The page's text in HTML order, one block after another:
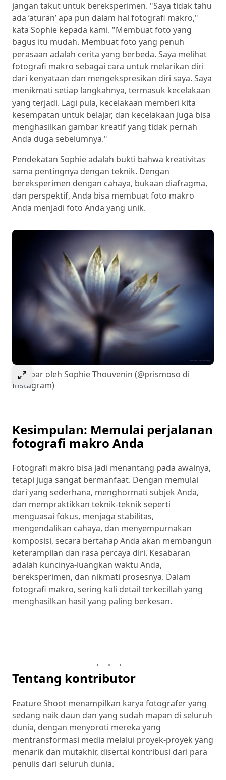
jangan takut untuk bereksperimen. "Saya tidak tahu
ada ’aturan’ apa pun dalam hal fotografi makro,"
kata Sophie kepada kami. "Membuat foto yang
bagus itu mudah. Membuat foto yang penuh
perasaan adalah cerita yang berbeda. Saya melihat
fotografi makro sebagai cara untuk melarikan diri
dari kenyataan dan mengekspresikan diri saya. Saya
menikmati setiap langkahnya, termasuk kecelakaan
yang terjadi. Lagi pula, kecelakaan memberi kita
kesempatan untuk belajar, dan kecelakaan juga bisa
menghasilkan gambar kreatif yang tidak pernah
Anda duga sebelumnya."
Pendekatan Sophie adalah bukti bahwa kreativitas
sama pentingnya dengan teknik. Dengan
bereksperimen dengan cahaya, bukaan diafragma,
dan perspektif, Anda bisa membuat foto makro
Anda menjadi foto Anda yang unik.
Select to expand image
Gambar oleh Sophie Thouvenin (@prismoso di
Instagram)
Kesimpulan: Memulai perjalanan
fotografi makro Anda
Fotografi makro bisa jadi menantang pada awalnya,
tetapi juga sangat bermanfaat. Dengan memulai
dari yang sederhana, menghormati subjek Anda,
dan mempraktikkan teknik-teknik seperti
menguasai fokus, menjaga stabilitas,
mengendalikan cahaya, dan menyempurnakan
komposisi, secara bertahap Anda akan membangun
keterampilan dan rasa percaya diri. Kesabaran
adalah kuncinya-luangkan waktu Anda,
bereksperimen, dan nikmati prosesnya. Dalam
fotografi makro, sering kali detail terkecillah yang
menghasilkan hasil yang paling berkesan.
Tentang kontributor
Feature Shoot menampilkan karya fotografer yang
sedang naik daun dan yang sudah mapan di seluruh
dunia, dengan menyoroti mereka yang
mentransformasi media melalui proyek-proyek yang
menarik dan mutakhir, disertai kontribusi dari para
penulis dari seluruh dunia.